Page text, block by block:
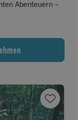
Abenteuern –
Top 10
Real Life